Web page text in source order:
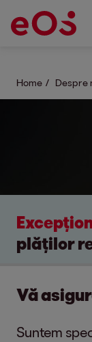
Home Despre
plăților
Vă
Suntem